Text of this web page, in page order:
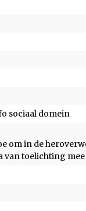
sociaal domein
om in de
van toelichting